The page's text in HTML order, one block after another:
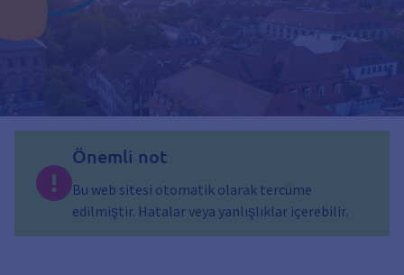
Önemli not
Bu web sitesi otomatik olarak tercüme
edilmiştir. Hatalar veya yanlışlıklar içerebilir.